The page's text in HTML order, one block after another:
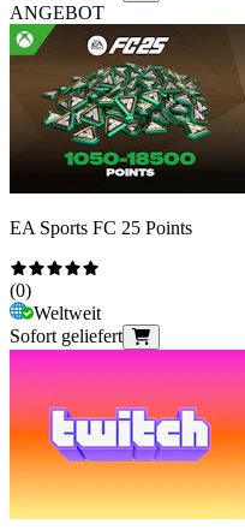
ANGEBOT
EA Sports FC 25 Points
(0)
Weltweit
Sofort geliefert